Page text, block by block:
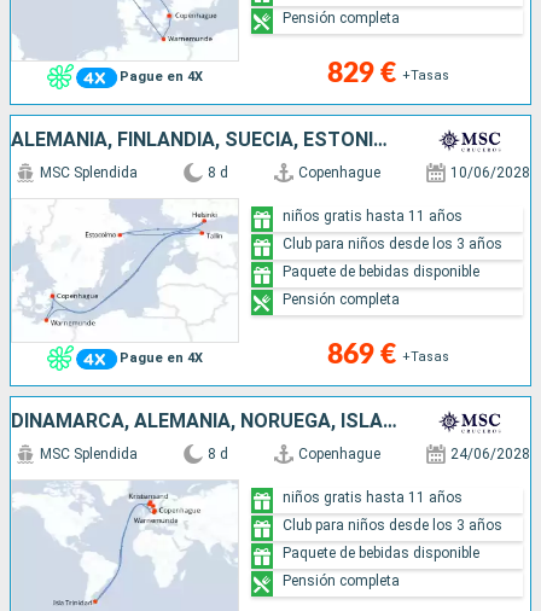
Pague en 4X 829 € +Tasas
Pensión completa
ALEMANIA, FINLANDIA, SUECIA, ESTONIA, DINAMARCA
Pague en 4X
MSC Splendida 8 d Copenhague 10/06/2028
869 € +Tasas
niños gratis hasta 11 años
Club para niños desde los 3 años
Paquete de bebidas disponible
Pensión completa
DINAMARCA, ALEMANIA, NORUEGA, ISLAS MALVINAS
MSC Splendida 8 d Copenhague 24/06/2028
niños gratis hasta 11 años
Club para niños desde los 3 años
Paquete de bebidas disponible
Pensión completa